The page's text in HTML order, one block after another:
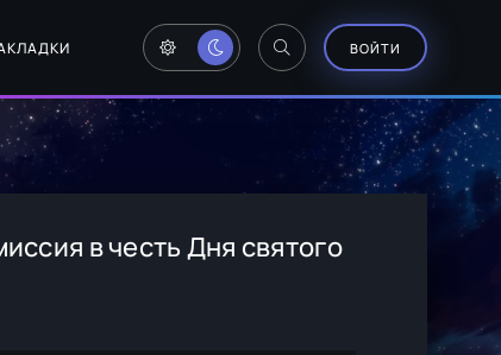
ВОЙТИ
в честь Дня святого